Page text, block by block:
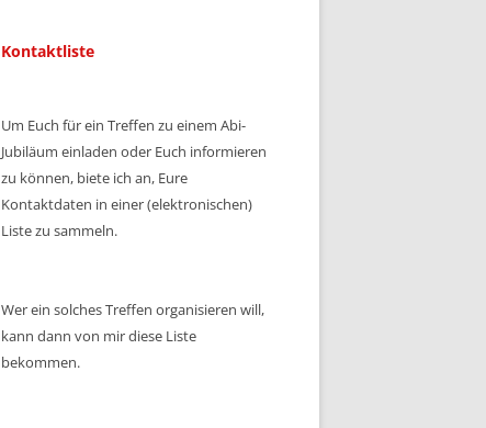
Kontaktliste
Um Euch für ein Treffen zu einem Abi-
Jubiläum einladen oder Euch informieren
zu können, biete ich an, Eure
Kontaktdaten in einer (elektronischen)
Liste zu sammeln.
Wer ein solches Treffen organisieren will,
kann dann von mir diese Liste
bekommen.